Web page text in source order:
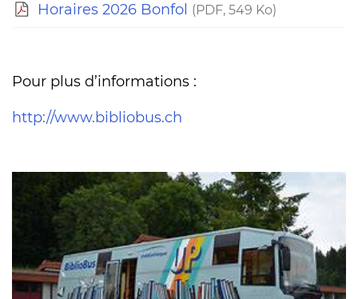
Horaires 2026 Bonfol (PDF, 549 Ko)
Pour plus d’informations :
http://www.bibliobus.ch